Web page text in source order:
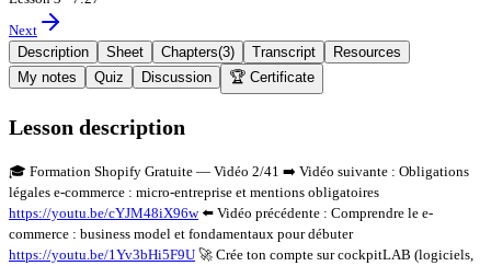
Next
Description
Sheet Chapters(3) Transcript
Resources
My notes
Quiz Discussion 🏆 Certificate
Lesson description
🎓 Formation Shopify Gratuite — Vidéo 2/41 ➡️ Vidéo suivante : Obligations
légales e-commerce : micro-entreprise et mentions obligatoires
https://youtu.be/cYJM48iX96w⬅️ Vidéo précédente : Comprendre le e-
commerce : business model et fondamentaux pour débuter
https://youtu.be/1Yv3bHi5F9U 🚀 Crée ton compte sur cockpitLAB (logiciels,